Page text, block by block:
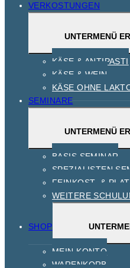
VERKOSTUNGEN
UNTERMENÜ
KÄSE & ANTIPASTI
KÄSE & WEIN
KÄSE OHNE
SEMINARE
UNTERMENÜ
BASIS SEMINAR
SPEZIALISTEN
FEINKOST- &
WEITERE
SHOP
MEIN KONTO
WARENKORB